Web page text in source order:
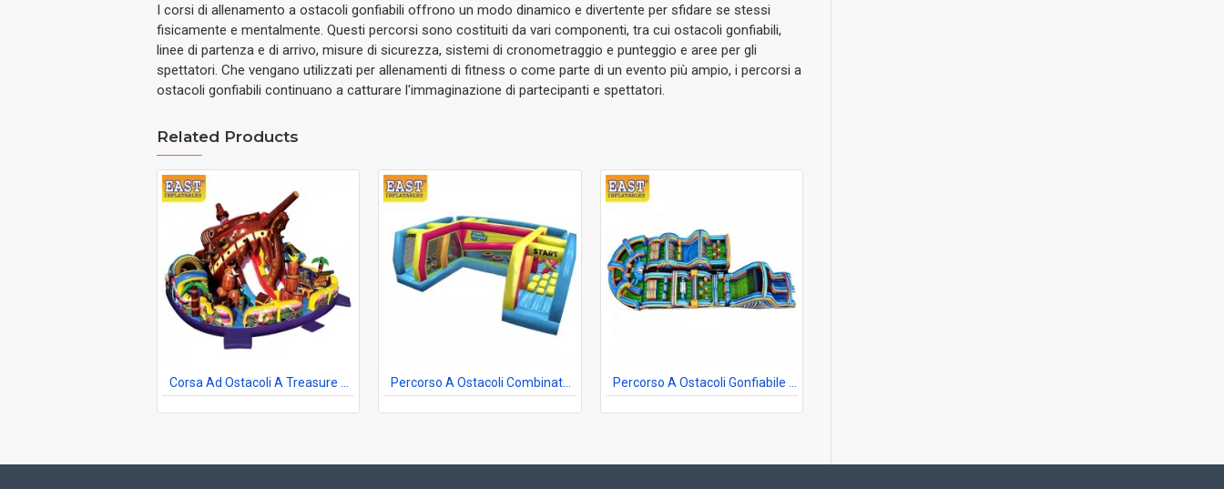
I corsi di allenamento a ostacoli gonfiabili offrono un modo dinamico e divertente per sfidare se stessi
fisicamente e mentalmente. Questi percorsi sono costituiti da vari componenti, tra cui ostacoli gonfiabili,
linee di partenza e di arrivo, misure di sicurezza, sistemi di cronometraggio e punteggio e aree per gli
spettatori. Che vengano utilizzati per allenamenti di fitness o come parte di un evento più ampio, i percorsi a
ostacoli gonfiabili continuano a catturare l'immaginazione di partecipanti e spettatori.
Related Products
Corsa Ad Ostacoli A Treasure Hunt Island Percorso A Ostacoli Combinato Ninja Xtreme Percorso A Ostacoli Gonfiabile Per Adulti